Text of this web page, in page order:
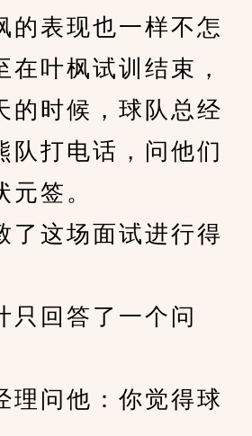
表现也一样不怎
在叶枫试训结束，
的时候，球队总经
队打电话，问他们
签。
这场面试进行得
回答了一个问
问他：你觉得球